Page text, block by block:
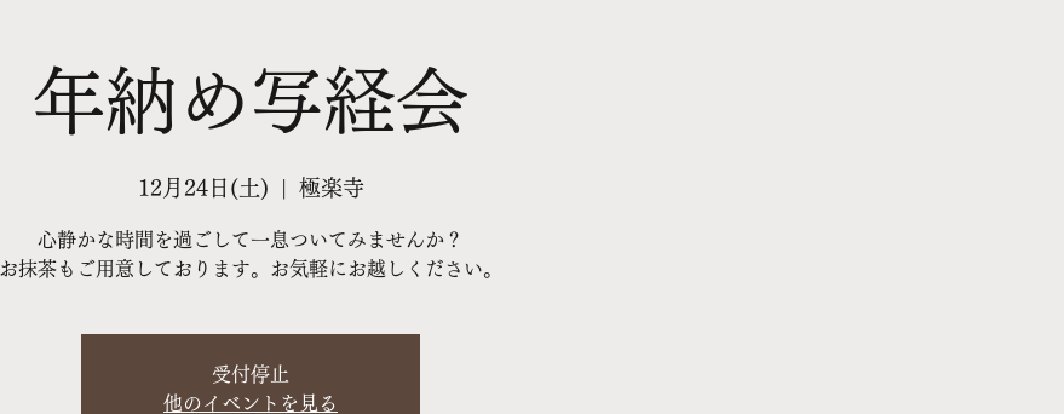
年納め写経会
12月24日(土) 極楽寺
心静かな時間を過ごして一息ついてみませんか？
お抹茶もご用意しております。お気軽にお越しください。
受付停止
他のイベントを見る